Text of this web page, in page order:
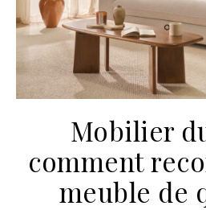
Mobilier
comment
meuble de